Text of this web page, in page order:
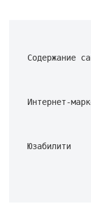
Содержание
Интернет-
Юзабилити